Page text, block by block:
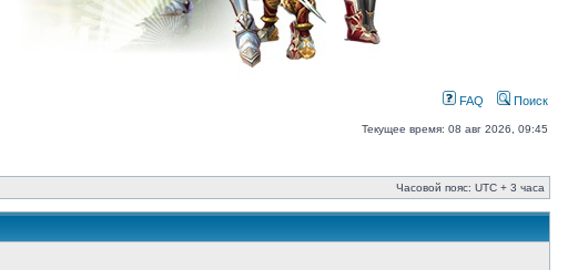
FAQ Поиск
Текущее время: 08 авг 2026, 09:45
Часовой пояс: UTC + 3 часа